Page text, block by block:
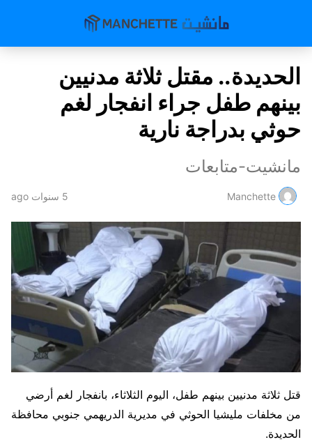
الحديدة.. مقتل ثلاثة مدنيين
بينهم طفل جراء انفجار لغم
حوثي بدراجة نارية
مانشيت-متابعات
Manchette 5 سنوات ago
قتل ثلاثة مدنيين بينهم طفل، اليوم الثلاثاء، بانفجار لغم أرضي
من مخلفات مليشيا الحوثي في مديرية الدريهمي جنوبي محافظة
الحديدة.